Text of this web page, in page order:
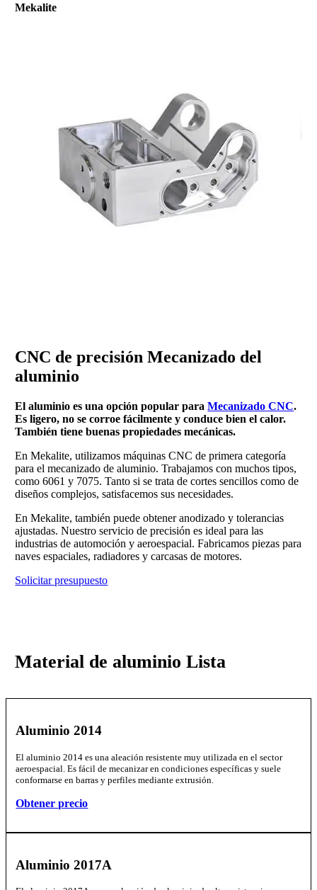
Mekalite
CNC de precisión Mecanizado del
aluminio
El aluminio es una opción popular paraMecanizado CNC.
Es ligero, no se corroe fácilmente y conduce bien el calor.
También tiene buenas propiedades mecánicas.
En Mekalite, utilizamos máquinas CNC de primera categoría
para el mecanizado de aluminio. Trabajamos con muchos tipos,
como 6061 y 7075. Tanto si se trata de cortes sencillos como de
diseños complejos, satisfacemos sus necesidades.
En Mekalite, también puede obtener anodizado y tolerancias
ajustadas. Nuestro servicio de precisión es ideal para las
industrias de automoción y aeroespacial. Fabricamos piezas para
naves espaciales, radiadores y carcasas de motores.
Solicitar presupuesto
Material de aluminioLista
Aluminio 2014
El aluminio 2014 es una aleación resistente muy utilizada en el sector
aeroespacial. Es fácil de mecanizar en condiciones específicas y suele
conformarse en barras y perfiles mediante extrusión.
Obtener precio
Aluminio 2017A